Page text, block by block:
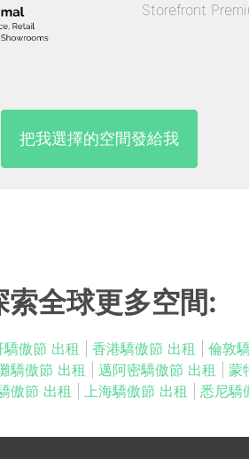
Storefront
把我選擇的空間發給我
索全球更多空間:
驕傲節 出租 香港驕傲節 出租 倫敦
驕傲節 出租 邁阿密驕傲節 出租 蒙
傲節 出租 上海驕傲節 出租 悉尼驕